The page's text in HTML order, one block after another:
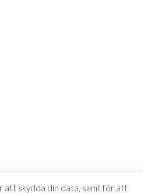
att skydda din data, samt för att